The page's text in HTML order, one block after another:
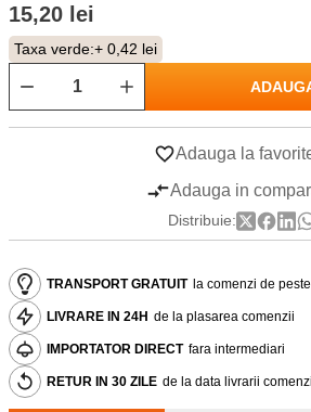
15,20 lei
Taxa verde:+ 0,42 lei
Adauga la
Adauga in
Distribuie:
TRANSPORT GRATUIT la comenzi de
LIVRARE IN 24H de la plasarea comenzii
IMPORTATOR DIRECT fara intermediari
RETUR IN 30 ZILE de la data livrarii